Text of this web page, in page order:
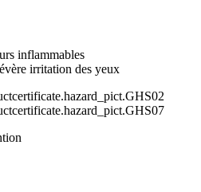
inflammables
irritation des yeux